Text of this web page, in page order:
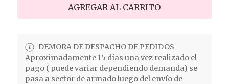
AGREGAR AL CARRITO
DEMORA DE DESPACHO DE PEDIDOS
Aproximadamente 15 días una vez realizado el
pago ( puede variar dependiendo demanda) se
pasa a sector de armado luego del envío de